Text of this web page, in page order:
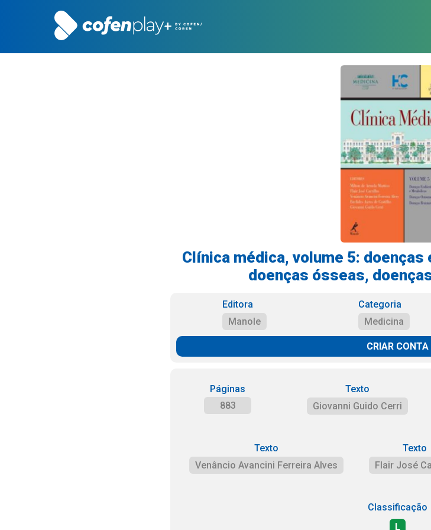
Clínica médica, volume 5:
doenças ósseas,
Editora
Manole
Categoria
Medicina
CRIAR CONTA
Páginas
883
Texto
Giovanni Guido Cerri
Texto
Venâncio Avancini Ferreira Alves
Texto
Flair José
Classificação
L